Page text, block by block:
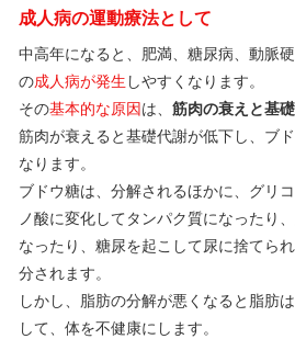
成人病の運動療法として
中高年になると、肥満、糖尿病、動脈
の成人病が発生 しやすくなります。
その基本的な原因 は、 筋肉の衰えと基
筋肉が衰えると基礎代謝が低下し、ブ
なります。
ブドウ糖は、分解されるほかに、グリ
ノ酸に変化してタンパク質になったり
なったり、糖尿を起こして尿に捨てら
分されます。
しかし、脂肪の分解が悪くなると脂肪
して、体を不健康にします。